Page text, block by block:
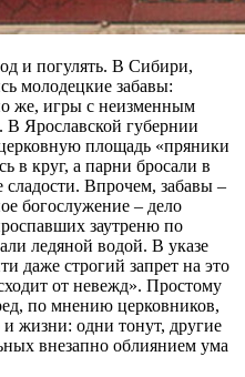
и погулять. В Сибири,
молодецкие забавы:
же, игры с неизменным
Ярославской губернии
площадь «пряники
в круг, а парни бросали в
Впрочем, забавы –
богослужение – дело
заутреню по
ледяной водой. В указе
даже строгий запрет на это
от невежд». Простому
по мнению церковников,
жизни: одни тонут, другие
внезапно облиянием ума